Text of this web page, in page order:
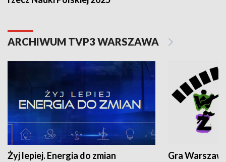
ARCHIWUM TVP3 WARSZAWA
Żyj lepiej. Energia do zmian Gra